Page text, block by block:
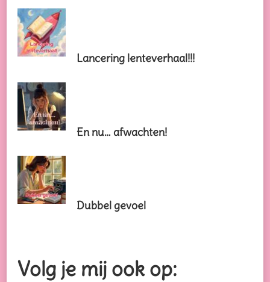
Lancering lenteverhaal!!!
En nu… afwachten!
Dubbel gevoel
Volg je mij ook op: